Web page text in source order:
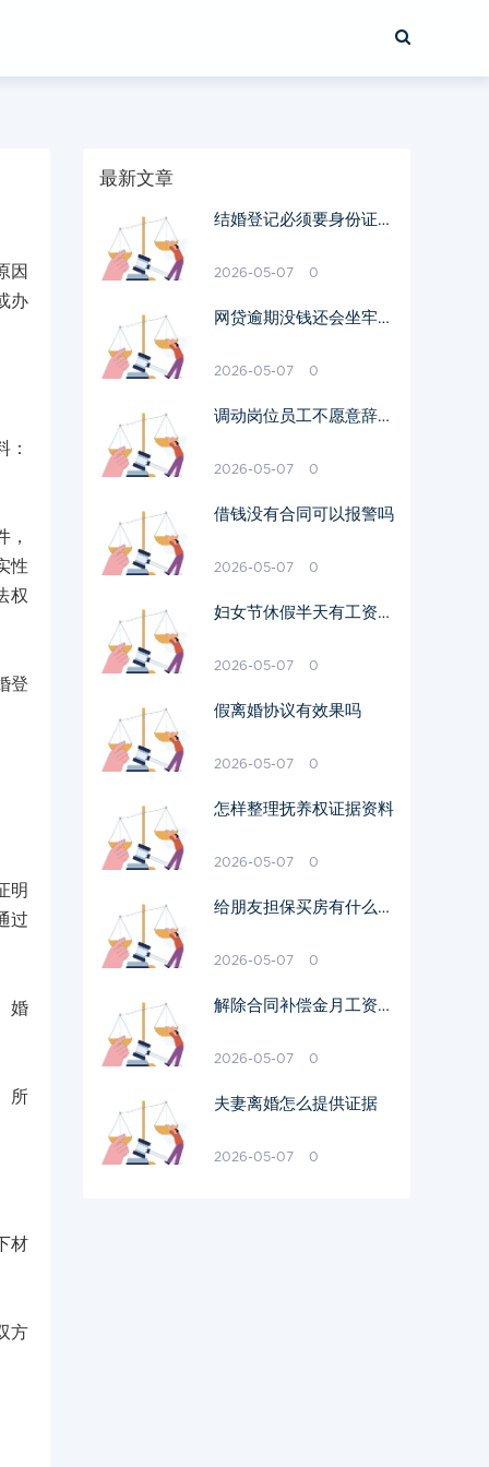
因
办
性
权
登
明
过
婚
所
材
方
最新文章
结婚登记必须要身份证原
2026-05-07 0
网贷逾期没钱还会坐牢吗
2026-05-07 0
调动岗位员工不愿意辞职
2026-05-07 0
借钱没有合同可以报警吗
2026-05-07 0
妇女节休假半天有工资吗
2026-05-07 0
假离婚协议有效果吗
2026-05-07 0
怎样整理抚养权证据资料
2026-05-07 0
给朋友担保买房有什么风
2026-05-07 0
解除合同补偿金月工资怎
2026-05-07 0
夫妻离婚怎么提供证据
2026-05-07 0